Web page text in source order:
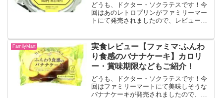
どうも、ドクター・ソクラテスです！今
回はあのレトロプリンがファミリーマー
トにて発売されましたので、レビューし
リンです。［ファミリーマート限定］出
典:ファミリーマート公式...
FamilyMart
実食レビュー【ファミマ:ふんわ
り食感のバナナケーキ】カロリ
ー・賞味期限などもご紹介！
どうも、ドクター・ソクラテスです！今
回はファミリーマートにて美味しそうな
バナナケーキが発売されましたので、レ